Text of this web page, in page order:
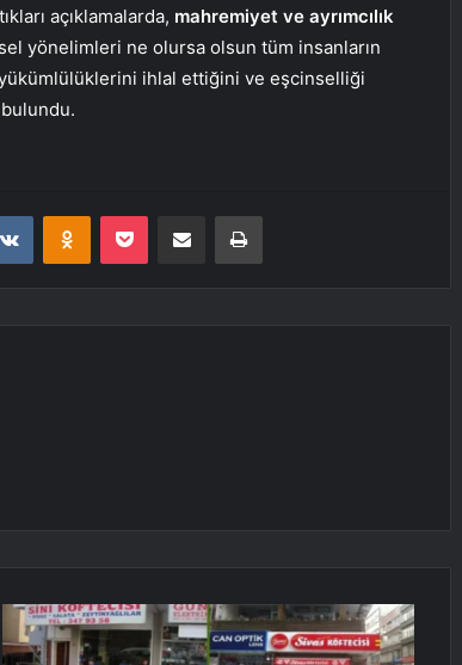
açıklamalarda, mahremiyet ve ayrımcılık
yönelimleri ne olursa olsun tüm insanların
yükümlülüklerini ihlal ettiğini ve eşcinselliği
bulundu.
VKontakteOdnoklassniki
Pocket E-Posta ile paylaş Yazdır